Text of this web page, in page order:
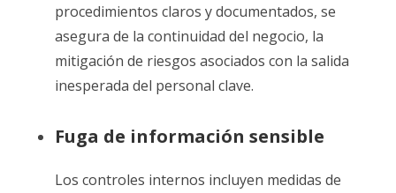
procedimientos claros y documentados, se
asegura de la continuidad del negocio, la
mitigación de riesgos asociados con la salida
inesperada del personal clave.
Fuga de información sensible
Los controles internos incluyen medidas de